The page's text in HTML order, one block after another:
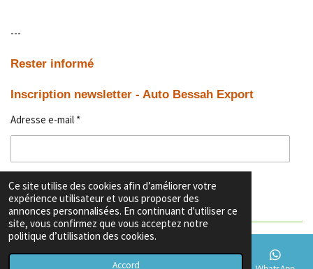
Ce site utilise des cookies afin d’améliorer votre
expérience utilisateur et vous proposer des
annonces personnalisées. En continuant d'utiliser ce
site, vous confirmez que vous acceptez notre
politique d’utilisation des cookies.
Accord
---
Rester informé
Inscription newsletter - Auto Bessah Export
Adresse e-mail *
Envoyer le formulaire